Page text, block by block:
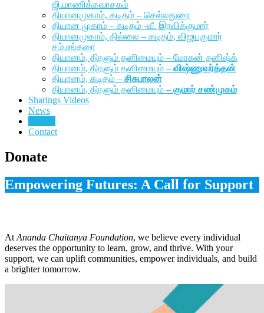
ஜி.மாணிக்கவாசகம்
தியானமுகாம், கடிதம் – செல்லதுரை
தியான முகாம் – கடிதம் -வீ. இரவிக்குமார்
தியானமுகாம், தில்லை – கடிதம், விஜயகுமார்
சம்மங்கரை
தியானம், திரளும் தனிமையும் – மோகன் தனிஷ்க்
தியானம், திரளும் தனிமையும் – விஷ்ணுவர்த்தன்
தியானம், கடிதம் – சிசுபாலன்
தியானம், திரளும் தனிமையும் – குமார் சண்முகம்
Sharings Videos
News
Contact
Donate
Empowering Futures: A Call for Support
At Ananda Chaitanya Foundation, we believe every individual
deserves the opportunity to learn, grow, and thrive. With your
support, we can uplift communities, empower individuals, and build
a brighter tomorrow.